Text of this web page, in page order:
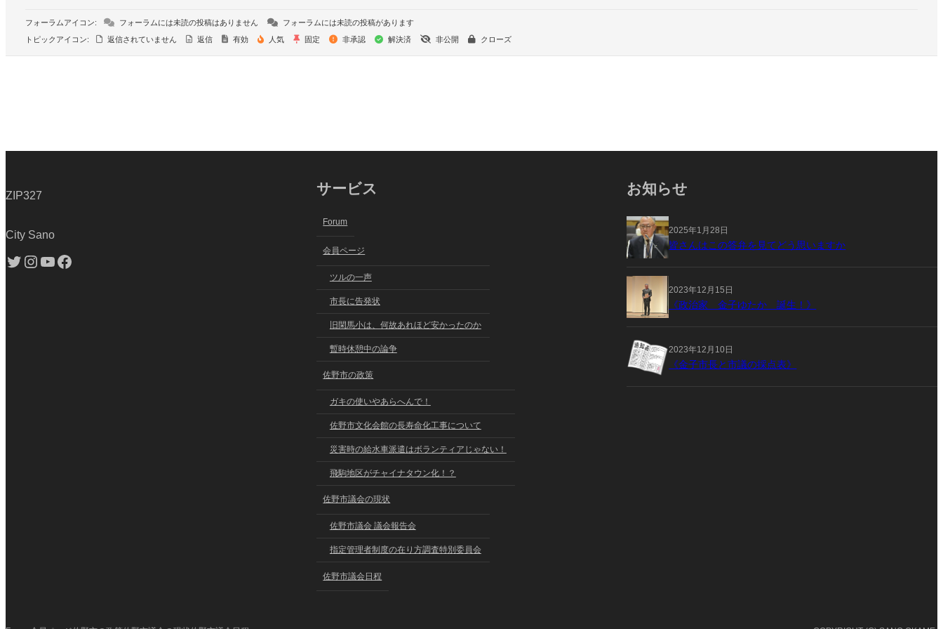
フォーラムアイコン: フォーラムには未読の投稿はありません
フォーラムには未読の投稿があります
トピックアイコン:
返信されていません 返信 有効 人気 固定 非承認 解決済 非公開 クローズ
ZIP327
City Sano
Twitter Instagram YouTube Facebook
サービス
Forum
会員ページ
ツルの一声
市長に告発状
旧閑馬小は、何故あれほど安かったのか
暫時休憩中の論争
佐野市の政策
ガキの使いやあらへんで！
佐野市文化会館の長寿命化工事について
災害時の給水車派遣はボランティアじゃない！
飛駒地区がチャイナタウン化！？
佐野市議会の現状
佐野市議会 議会報告会
指定管理者制度の在り方調査特別委員会
佐野市議会日程
お知らせ
2025年1月28日
皆さんはこの答弁を見てどう思いますか
2023年12月15日
《政治家 金子ゆたか 誕生！》
2023年12月10日
《金子市長と市議の採点表》